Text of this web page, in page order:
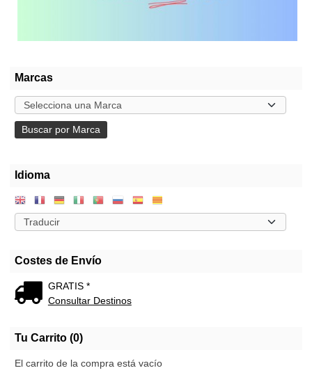
Marcas
Idioma
Costes de Envío
GRATIS *
Consultar Destinos
Tu Carrito (0)
El carrito de la compra está vacío